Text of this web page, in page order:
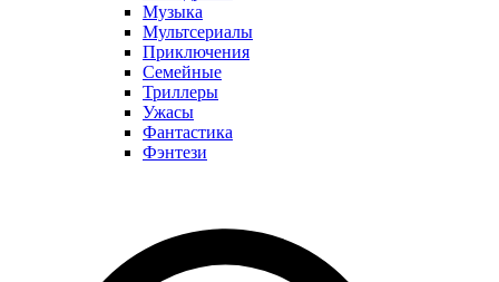
Музыка
Мультсериалы
Приключения
Семейные
Триллеры
Ужасы
Фантастика
Фэнтези